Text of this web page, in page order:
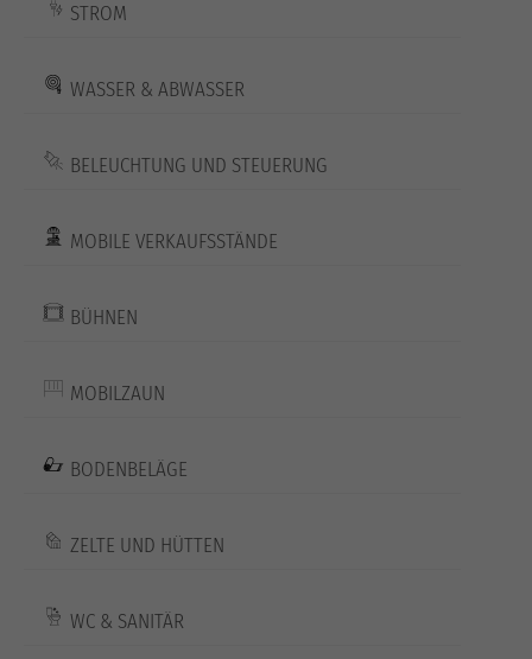
STROM
WASSER & ABWASSER
BELEUCHTUNG UND STEUERUNG
MOBILE VERKAUFSSTÄNDE
BÜHNEN
MOBILZAUN
BODENBELÄGE
ZELTE UND HÜTTEN
WC & SANITÄR